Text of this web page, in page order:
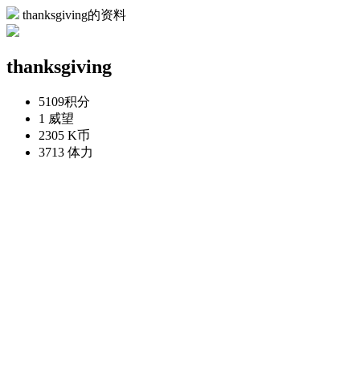
thanksgiving的资料
thanksgiving
5109积分
1 威望
2305 K币
3713 体力